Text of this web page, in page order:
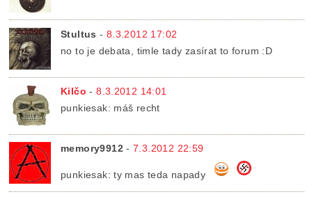
Stultus - 8.3.2012 17:02
no to je debata, timle tady zasírat to forum :D
Kilčo -8.3.2012 14:01
punkiesak: máš recht
memory9912-7.3.2012 22:59
punkiesak: ty mas teda napady